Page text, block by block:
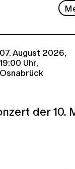
07. August 2026,
19:00 Uhr,
Osnabrück
der 10.